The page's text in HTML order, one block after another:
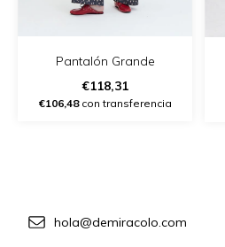
Pantalón Grande
€118,31
€106,48con transferencia
hola@demiracolo.com